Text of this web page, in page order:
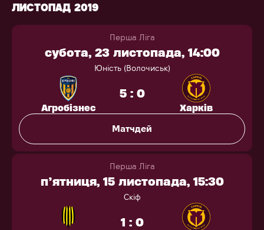
ЛИСТОПАД 2019
Перша Ліга
субота, 23 листопада, 14:00
Юність (Волочиськ)
Агробізнес
5 : 0
Харків
Матчдей
Перша Ліга
п’ятниця, 15 листопада, 15:30
Скіф
1 : 0